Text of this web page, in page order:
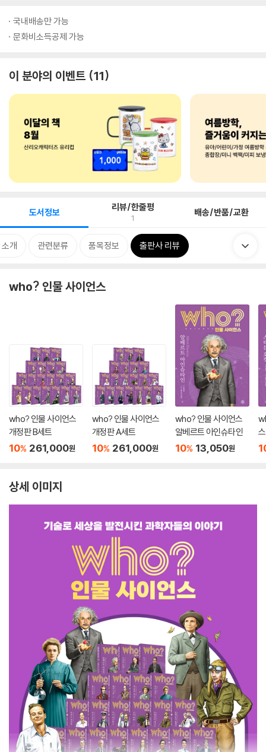
국내배송만 가능
문화비소득공제 가능
이 분야의 이벤트 11
도서정보 리뷰/한줄평
1 배송/반품/교환
개 관련분류 품목정보 출판사 리뷰
who? 인물 사이언스
who? 인물 사이언스
개정판 B세트
10% 261,000원
who? 인물 사이언스
개정판 A세트
10% 261,000원
who? 인물 사이언스
알베르트 아인슈타인
10% 13,050원
상세 이미지